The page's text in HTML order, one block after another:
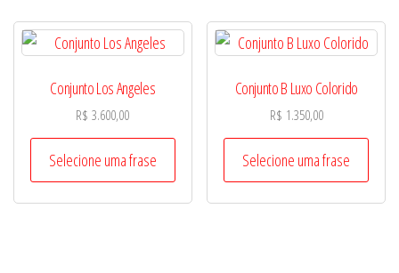
Conjunto Los Angeles
R$ 3.600,00
Selecione uma frase
Conjunto B Luxo Colorido
R$ 1.350,00
Selecione uma frase